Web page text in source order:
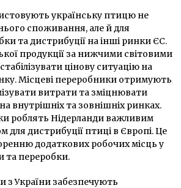
українську птицю не
споживання, але й для
та дистрибуції на інші ринки ЄС.
продукції за нижчими світовими
цінову ситуацію на
Місцеві переробники отримують
витрати та зміцнювати
внутрішніх та зовнішніх ринках.
роблять Нідерланди важливим
для дистрибуції птиці в Європі. Це
додаткових робочих місць у
та переробки.
з України забезпечують